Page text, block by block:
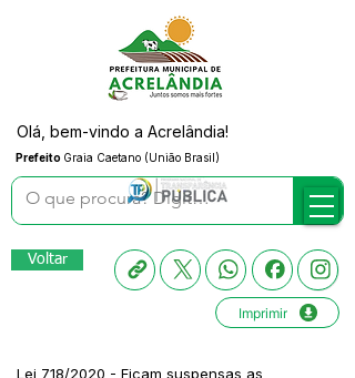
Prefeito Graia Caetano (União Brasil)
Olá, bem-vindo a Acrelândia!
Voltar
Imprimir
Lei 718/2020 - Ficam suspensas as